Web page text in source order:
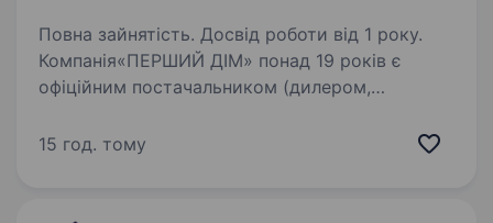
Повна зайнятість. Досвід роботи від 1 року.
Компанія«ПЕРШИЙ ДІМ» понад 19 років є
офіційним постачальником (дилером,
вітчизняних та європейських виробників
15 год. тому